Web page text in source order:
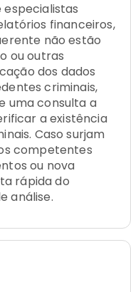
especialistas
financeiros,
não estão
ou outras
dos dados
criminais,
uma consulta a
a existência
Caso surjam
competentes
ou nova
rápida do
análise.